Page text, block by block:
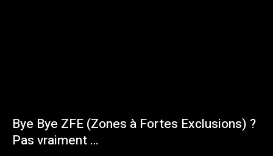
Bye Bye ZFE (Zones à Fortes Exclusions) ?
Pas vraiment …